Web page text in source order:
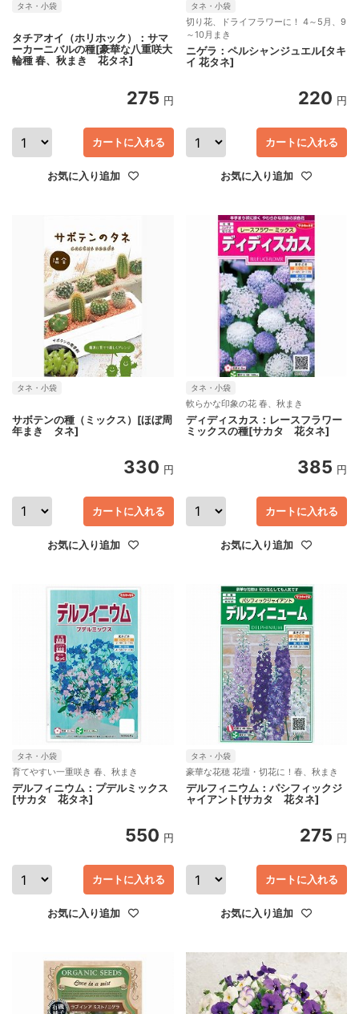
タネ・小袋
タチアオイ（ホリホック）：サマ
ーカーニバルの種[豪華な八重咲大
輪種 春、秋まき 花タネ]
275 円
お気に入り追加
カートに入れる
タネ・小袋
切り花、ドライフラワーに！ 4～5月、9
～10月まき
ニゲラ：ペルシャンジュエル[タキ
イ 花タネ]
220 円
お気に入り追加
カートに入れる
タネ・小袋
サボテンの種（ミックス）[ほぼ周
年まき タネ]
330 円
お気に入り追加
カートに入れる
タネ・小袋
軟らかな印象の花 春、秋まき
ディディスカス：レースフラワー
ミックスの種[サカタ 花タネ]
385 円
お気に入り追加
カートに入れる
タネ・小袋
育てやすい一重咲き 春、秋まき
デルフィニウム：プデルミックス
[サカタ 花タネ]
550 円
お気に入り追加
カートに入れる
タネ・小袋
豪華な花穂 花壇・切花に！春、秋まき
デルフィニウム：パシフィックジ
ャイアント[サカタ 花タネ]
275 円
お気に入り追加
カートに入れる